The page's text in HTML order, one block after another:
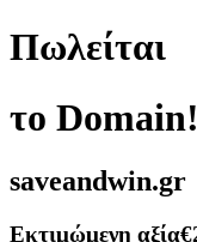
Πωλείται
το Domain!
saveandwin.gr
Εκτιμώμενη αξία